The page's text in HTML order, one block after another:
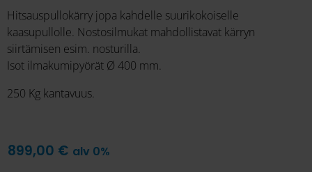
Hitsauspullokärry jopa kahdelle suurikokoiselle
kaasupullolle. Nostosilmukat mahdollistavat kärryn
siirtämisen esim. nosturilla.
Isot ilmakumipyörät Ø 400 mm.
250 Kg kantavuus.
899,00 € alv 0%